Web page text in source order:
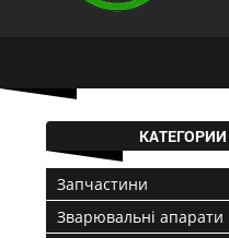
КАТЕГОРИИ
Запчастини
Зварювальні апарати